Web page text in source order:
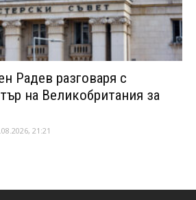
Радев разговаря с
на Великобритания за
21:21